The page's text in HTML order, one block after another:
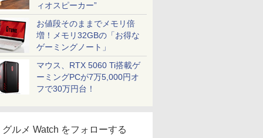
ィオスピーカー”
お値段そのままでメモリ倍
増！メモリ32GBの「お得な
ゲーミングノート」
マウス、RTX 5060 Ti搭載ゲ
ーミングPCが7万5,000円オ
フで30万円台！
グルメ Watch をフォローする